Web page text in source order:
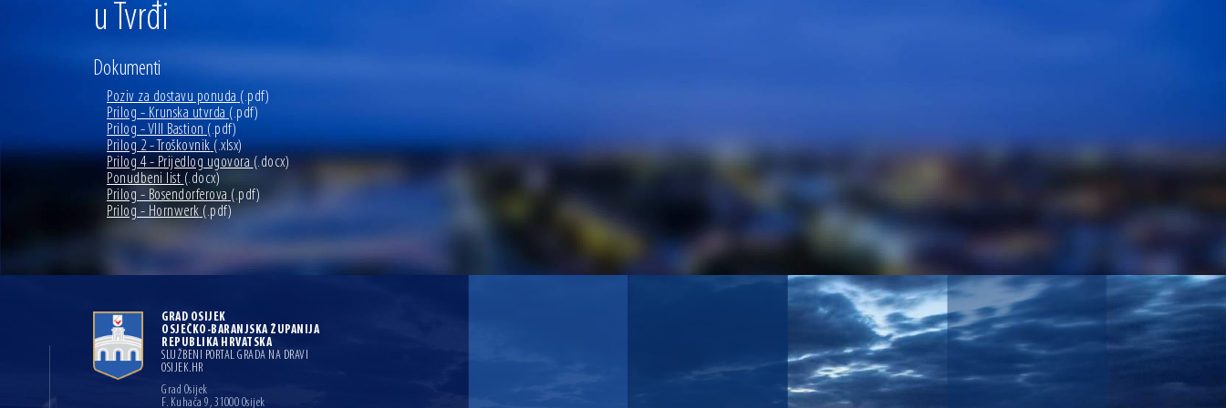
u Tvrđi
Dokumenti
Poziv za dostavu ponuda (.pdf)
Prilog - Krunska utvrda (.pdf)
Prilog - VIII Bastion (.pdf)
Prilog 2 - Troškovnik(.xlsx)
Prilog 4 - Prijedlog ugovora (.docx)
Ponudbeni list (.docx)
Prilog - Bosendorferova (.pdf)
Prilog - Hornwerk(.pdf)
GRAD OSIJEK
OSJEČKO-BARANJSKA ŽUPANIJA
REPUBLIKA HRVATSKA
SLUŽBENI PORTAL GRADA NA DRAVI
OSIJEK.HR
Grad Osijek
F. Kuhača 9, 31000 Osijek